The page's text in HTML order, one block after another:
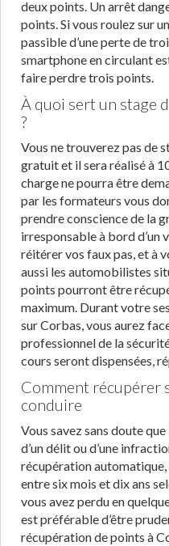
deux points. Un arrêt
points. Si vous roulez sur
passible d’une perte de
smartphone en circulant
faire perdre trois points.
À quoi sert un stage
?
Vous ne trouverez pas de
gratuit et il sera réalisé à
charge ne pourra être
par les formateurs vous
prendre conscience de la
irresponsable à bord d’un
réitérer vos faux pas, et à
aussi les automobilistes
points pourront être
maximum. Durant votre
sur Corbas, vous aurez
professionnel de la
cours seront dispensées,
Comment récupérer
conduire
Vous savez sans doute
d’un délit ou d’une
récupération automatique,
entre six mois et dix ans
vous avez perdu en
est préférable d’être
récupération de points à